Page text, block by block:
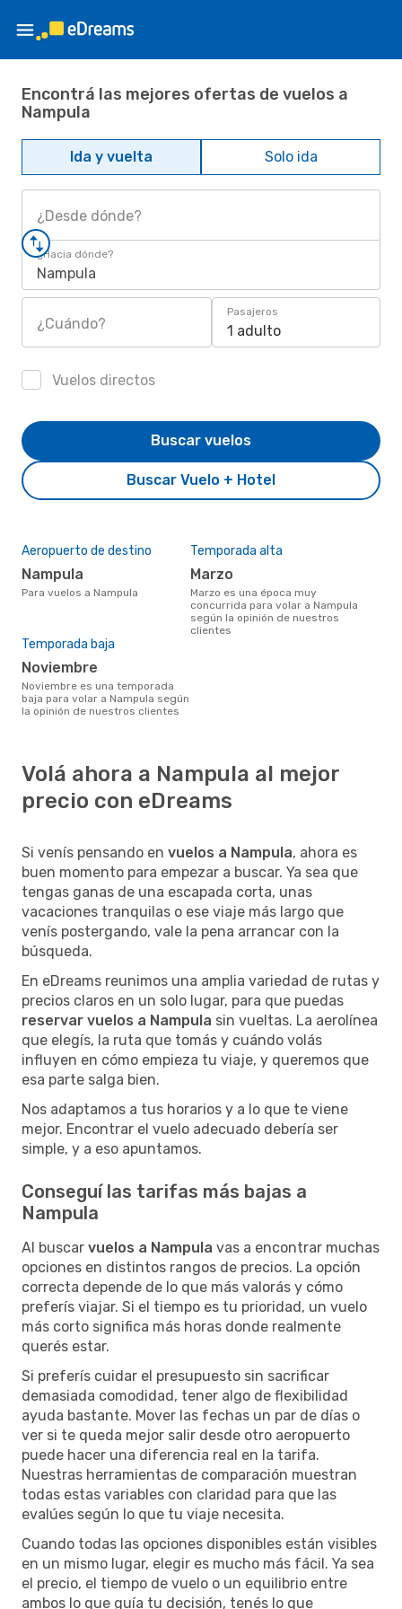
Encontrá las mejores ofertas de vuelos a
Nampula
Ida y vuelta Solo ida
¿Desde dónde?
¿Hacia dónde?
Nampula
¿Cuándo?
Pasajeros
1 adulto
Vuelos directos
Buscar Vuelo + Hotel
Buscar vuelos
Aeropuerto de destino
Nampula
Para vuelos a Nampula
Temporada alta
marzo
marzo es una época muy
concurrida para volar a Nampula
según la opinión de nuestros
clientes
Temporada baja
noviembre
noviembre es una temporada
baja para volar a Nampula según
la opinión de nuestros clientes
Volá ahora a Nampula al mejor
precio con eDreams
Si venís pensando en vuelos a Nampula, ahora es
buen momento para empezar a buscar. Ya sea que
tengas ganas de una escapada corta, unas
vacaciones tranquilas o ese viaje más largo que
venís postergando, vale la pena arrancar con la
búsqueda.
En eDreams reunimos una amplia variedad de rutas y
precios claros en un solo lugar, para que puedas
reservar vuelos a Nampula sin vueltas. La aerolínea
que elegís, la ruta que tomás y cuándo volás
influyen en cómo empieza tu viaje, y queremos que
esa parte salga bien.
Nos adaptamos a tus horarios y a lo que te viene
mejor. Encontrar el vuelo adecuado debería ser
simple, y a eso apuntamos.
Conseguí las tarifas más bajas a
Nampula
Al buscar vuelos a Nampula vas a encontrar muchas
opciones en distintos rangos de precios. La opción
correcta depende de lo que más valorás y cómo
preferís viajar. Si el tiempo es tu prioridad, un vuelo
más corto significa más horas donde realmente
querés estar.
Si preferís cuidar el presupuesto sin sacrificar
demasiada comodidad, tener algo de flexibilidad
ayuda bastante. Mover las fechas un par de días o
ver si te queda mejor salir desde otro aeropuerto
puede hacer una diferencia real en la tarifa.
Nuestras herramientas de comparación muestran
todas estas variables con claridad para que las
evalúes según lo que tu viaje necesita.
Cuando todas las opciones disponibles están visibles
en un mismo lugar, elegir es mucho más fácil. Ya sea
el precio, el tiempo de vuelo o un equilibrio entre
ambos lo que guía tu decisión, tenés lo que